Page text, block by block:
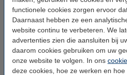
functionele cookies zorgen ervoor
Daarnaast hebben ze een
website continu te verbeteren. We
advertenties zien die aansluiten bij
daarom cookies gebruiken om uw
onze website te volgen. In ons
deze cookies, hoe ze werken en
Voltage:
Voltage type: AC
Ingangsfrequentie: 50-60Hz
Hoogte: 115 mm
Diameter: Ø 25 mm